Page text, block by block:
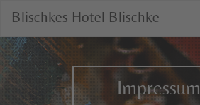
Blischkes Hotel Blischke
Impressum